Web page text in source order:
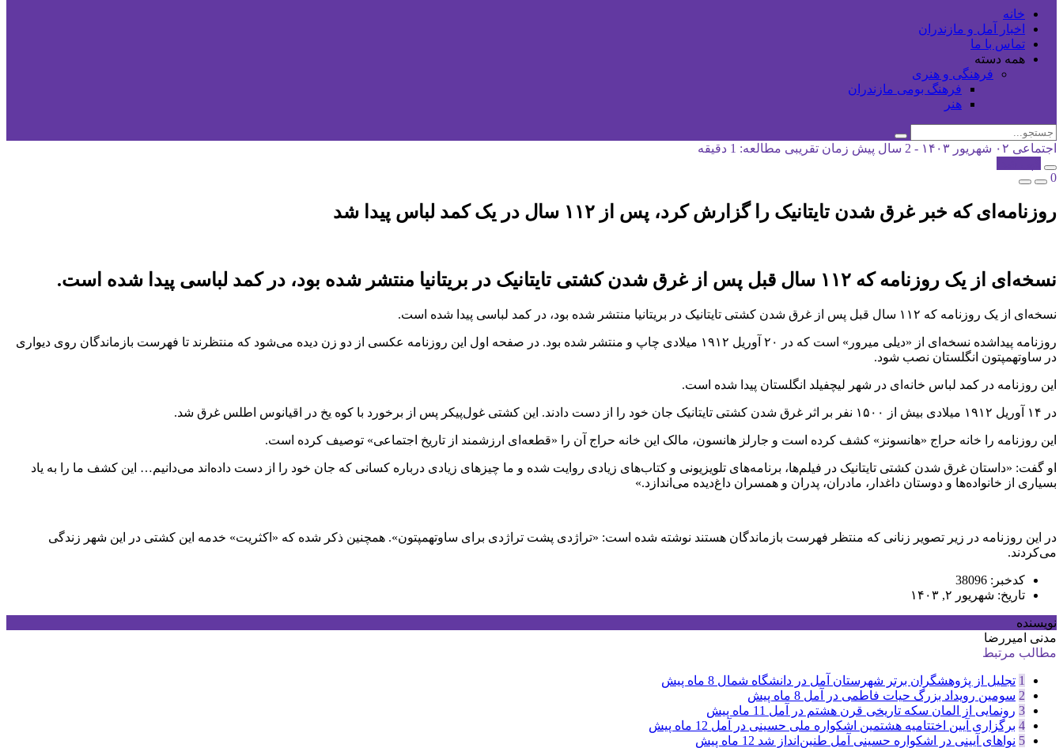
خانه
اخبار آمل و مازندران
تماس با ما
همه دسته
فرهنگی و هنری
فرهنگ بومی مازندران
هنر
اجتماعی ۰۲ شهریور ۱۴۰۳ - 2 سال پیش
زمان تقریبی مطالعه: 1 دقیقه
0
روزنامه‌ای که خبر غرق شدن تایتانیک را گزارش کرد، پس از ۱۱۲ سال در یک کمد لباس پیدا شد
نسخه‌ای از یک روزنامه که ۱۱۲ سال قبل پس از غرق شدن کشتی تایتانیک در بریتانیا منتشر شده بود، در کمد لباسی پیدا شده است.
نسخه‌ای از یک روزنامه که ۱۱۲ سال قبل پس از غرق شدن کشتی تایتانیک در بریتانیا منتشر شده بود، در کمد لباسی پیدا شده است.
روزنامه پیداشده نسخه‌ای از «دیلی میرور» است که در ۲۰ آوریل ۱۹۱۲ میلادی چاپ و منتشر شده بود. در صفحه اول این روزنامه عکسی از دو زن دیده می‌شود که منتظرند تا فهرست بازماندگان روی دیواری
در ساوتهمپتون انگلستان نصب شود.
این روزنامه در کمد لباس خانه‌ای در شهر لیچفیلد انگلستان پیدا شده است.
در ۱۴ آوریل ۱۹۱۲ میلادی بیش از ۱۵۰۰ نفر بر اثر غرق شدن کشتی تایتانیک جان خود را از دست دادند. این کشتی غول‌پیکر پس از برخورد با کوه یخ در اقیانوس اطلس غرق شد.
این روزنامه را خانه حراج «هانسونز» کشف کرده است و جارلز هانسون، مالک این خانه حراج آن را «قطعه‌ای ارزشمند از تاریخ اجتماعی» توصیف کرده است.
او گفت: «داستان غرق شدن کشتی تایتانیک در فیلم‌ها، برنامه‌های تلویزیونی و کتاب‌های زیادی روایت شده و ما چیز‌های زیادی درباره کسانی که جان خود را از دست داده‌اند می‌دانیم… این کشف ما را به یاد
بسیاری از خانواده‌ها و دوستان داغدار، مادران، پدران و همسران داغ‌دیده می‌اندازد.»
در این روزنامه در زیر تصویر زنانی که منتظر فهرست بازماندگان هستند نوشته شده است: «تراژدی پشت تراژدی برای ساوتهمپتون». همچنین ذکر شده که «اکثریت» خدمه این کشتی در این شهر زندگی
می‌کردند.
کدخبر: 38096
تاریخ: شهریور ۲, ۱۴۰۳
نویسنده
مدنی امیررضا
مطالب مرتبط
1 تجلیل از پژوهشگران برتر شهرستان آمل در دانشگاه شمال 8 ماه پیش
2 سومین رویداد بزرگ حیات فاطمی در آمل 8 ماه پیش
3 رونمایی از المان سکه تاریخی قرن هشتم در آمل 11 ماه پیش
4 برگزاری آیین اختتامیه هشتمین اشکواره ملی حسینی در آمل 12 ماه پیش
5 نواهای آیینی در اشکواره حسینی آمل طنین‌انداز شد 12 ماه پیش